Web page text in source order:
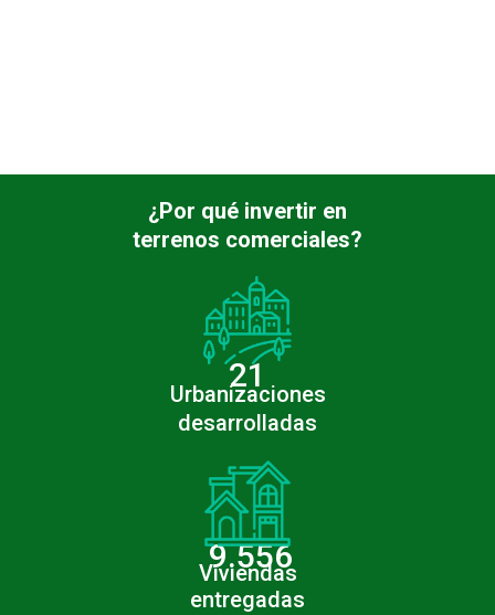
¿Por qué invertir en
terrenos comerciales?
21
Urbanizaciones
desarrolladas
9.556
Viviendas
entregadas